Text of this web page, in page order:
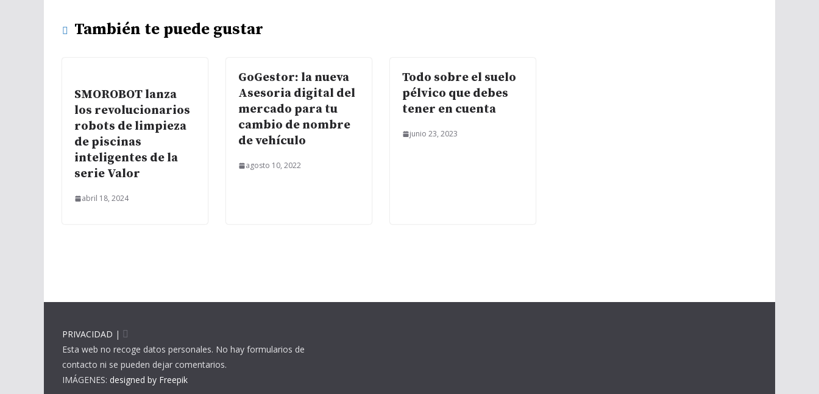
También te puede gustar
SMOROBOT lanza
los revolucionarios
robots de limpieza
de piscinas
inteligentes de la
serie Valor
abril 18, 2024
GoGestor: la nueva
Asesoria digital del
mercado para tu
cambio de nombre
de vehículo
agosto 10, 2022
Todo sobre el suelo
pélvico que debes
tener en cuenta
junio 23, 2023
PRIVACIDAD |
Esta web no recoge datos personales. No hay formularios de
contacto ni se pueden dejar comentarios.
IMÁGENES: designed by Freepik